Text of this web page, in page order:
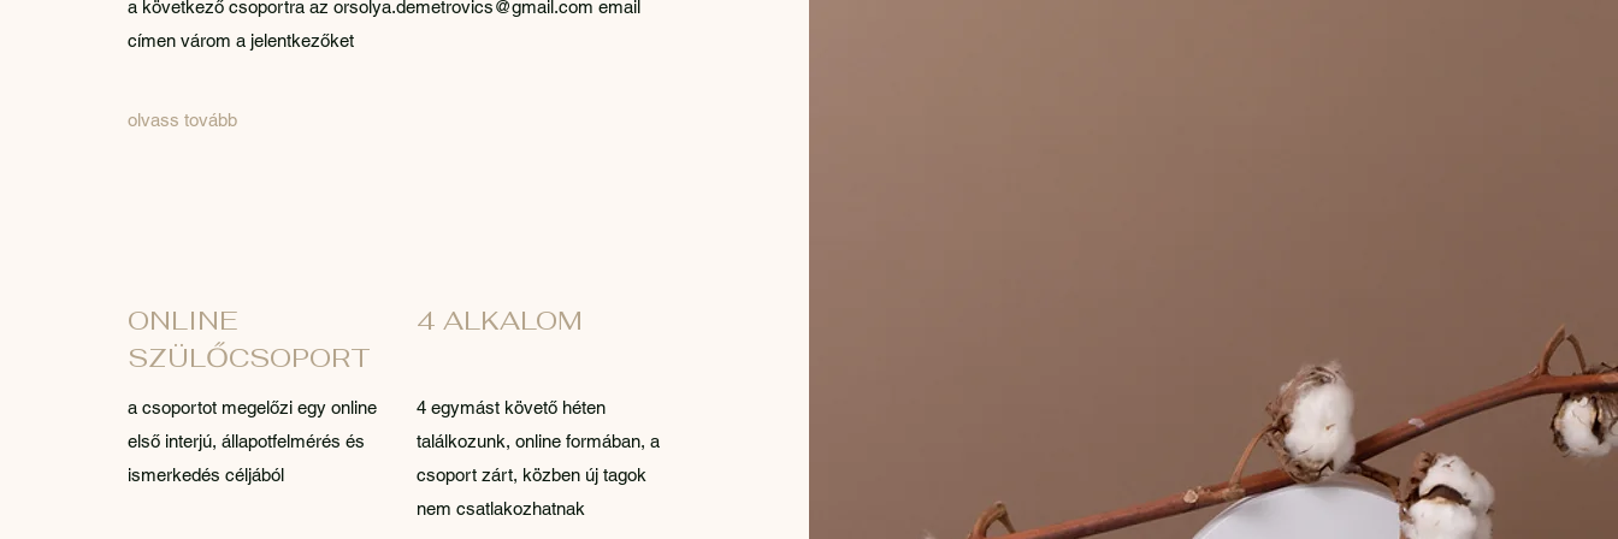
a következő csoportra az orsolya.demetrovics@gmail.com email
címen várom a jelentkezőket
olvass tovább
ONLINE
SZÜLŐCSOPORT
a csoportot megelőzi egy online
első interjú, állapotfelmérés és
ismerkedés céljából
4 ALKALOM
4 egymást követő héten
találkozunk, online formában, a
csoport zárt, közben új tagok
nem csatlakozhatnak